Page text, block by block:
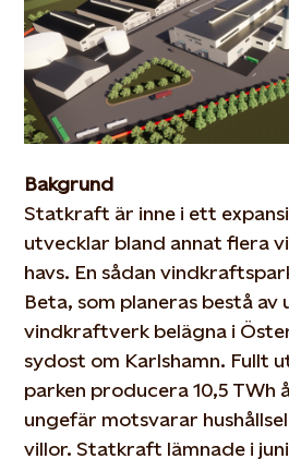
Bakgrund
Statkraft är inne i ett
utvecklar bland annat flera
havs. En sådan
Beta, som planeras bestå av
vindkraftverk belägna i
sydost om Karlshamn. Fullt
parken producera 10,5 TWh
ungefär motsvarar
villor. Statkraft lämnade i